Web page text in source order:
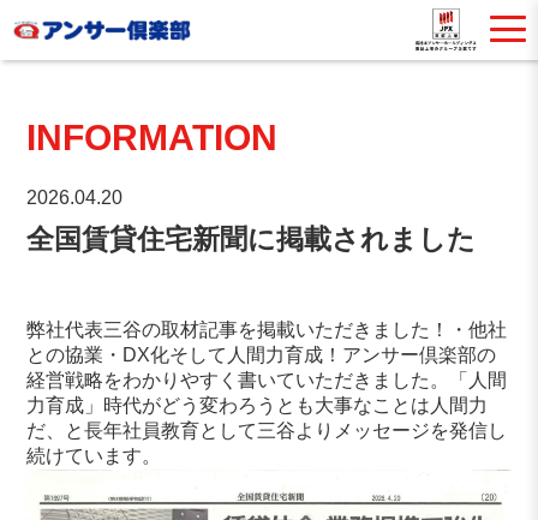
INFORMATION
2026.04.20
全国賃貸住宅新聞に掲載されました
弊社代表三谷の取材記事を掲載いただきました！・他社
との協業・DX化そして人間力育成！アンサー倶楽部の
経営戦略をわかりやすく書いていただきました。「人間
力育成」時代がどう変わろうとも大事なことは人間力
だ、と長年社員教育として三谷よりメッセージを発信し
続けています。